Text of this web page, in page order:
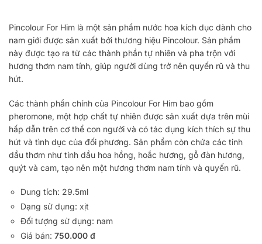
Pincolour For Him là một sản phẩm nước hoa kích dục dành cho
nam giới được sản xuất bởi thương hiệu Pincolour. Sản phẩm
này được tạo ra từ các thành phần tự nhiên và pha trộn với
hương thơm nam tính, giúp người dùng trở nên quyến rũ và thu
hút.
Các thành phần chính của Pincolour For Him bao gồm
pheromone, một hợp chất tự nhiên được sản xuất dựa trên mùi
hấp dẫn trên cơ thể con người và có tác dụng kích thích sự thu
hút và tình dục của đối phương. Sản phẩm còn chứa các tinh
dầu thơm như tinh dầu hoa hồng, hoắc hương, gỗ đàn hương,
quýt và cam, tạo nên một hương thơm nam tính và quyến rũ.
Dung tích: 29.5ml
Dạng sử dụng: xịt
Đối tượng sử dụng: nam
Giá bán: 750.000 đ